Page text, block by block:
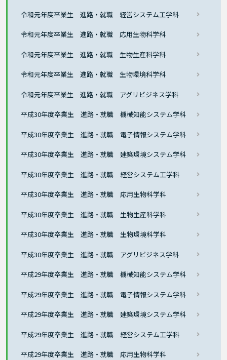
令和元年度卒業生 進路・就職 経営システム工学科
令和元年度卒業生 進路・就職 応用生物科学科
令和元年度卒業生 進路・就職 生物生産科学科
令和元年度卒業生 進路・就職 生物環境科学科
令和元年度卒業生 進路・就職 アグリビジネス学科
平成30年度卒業生 進路・就職 機械知能システム学科
平成30年度卒業生 進路・就職 電子情報システム学科
平成30年度卒業生 進路・就職 建築環境システム学科
平成30年度卒業生 進路・就職 経営システム工学科
平成30年度卒業生 進路・就職 応用生物科学科
平成30年度卒業生 進路・就職 生物生産科学科
平成30年度卒業生 進路・就職 生物環境科学科
平成30年度卒業生 進路・就職 アグリビジネス学科
平成29年度卒業生 進路・就職 機械知能システム学科
平成29年度卒業生 進路・就職 電子情報システム学科
平成29年度卒業生 進路・就職 建築環境システム学科
平成29年度卒業生 進路・就職 経営システム工学科
平成29年度卒業生 進路・就職 応用生物科学科